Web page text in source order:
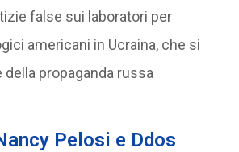
false sui laboratori per
americani in Ucraina, che si
propaganda russa
Pelosi e Ddos